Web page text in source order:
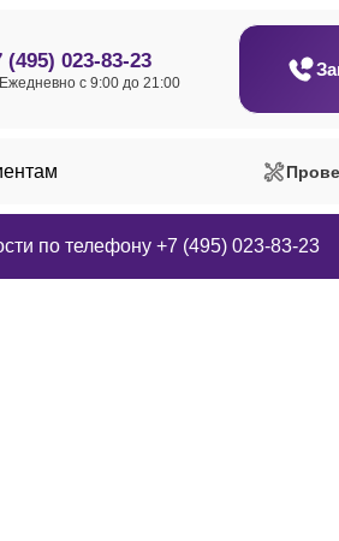
(495) 023-83-23
Ежедневно с 9:00 до 21:00
по телефону +7 (495) 023-83-23